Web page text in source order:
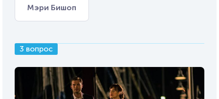
Мэри Бишоп
3 вопрос